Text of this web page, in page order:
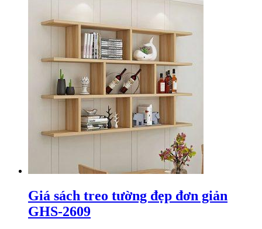
Giá sách treo tường đẹp đơn giản
GHS-2609